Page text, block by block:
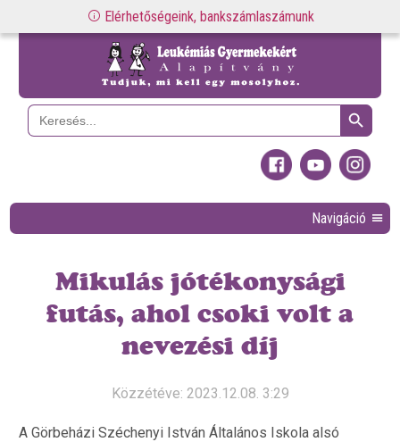
Elérhetőségeink, bankszámlaszámunk
Search
for:
Search Button
Navigáció
Mikulás jótékonysági
futás, ahol csoki volt a
nevezési díj
Közzétéve: 2023.12.08. 3:29
A Görbeházi Széchenyi István Általános Iskola alsó